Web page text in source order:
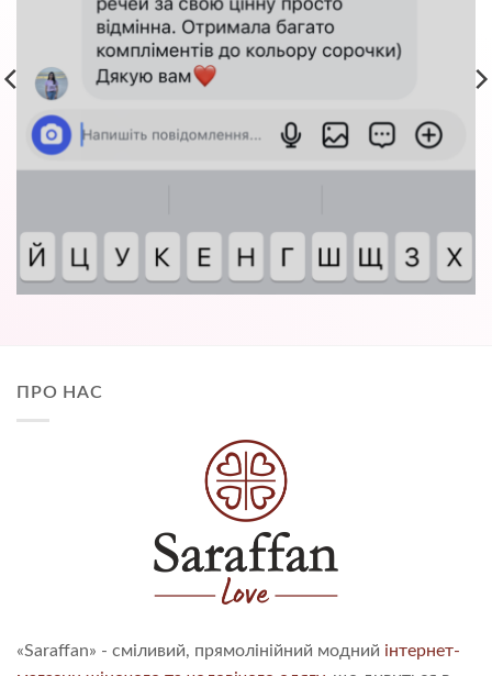
ПРО НАС
«Saraffan» - сміливий, прямолінійний модний інтернет-